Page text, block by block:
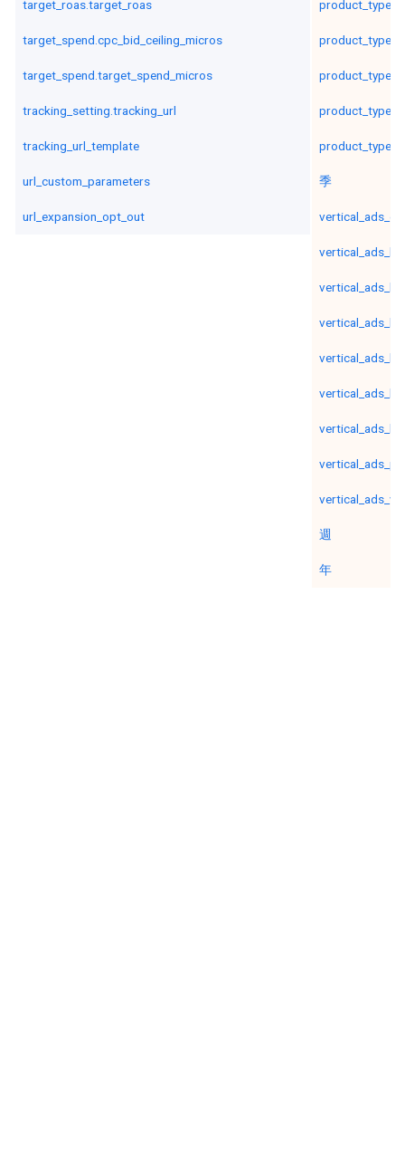
target_roas.target_roas
target_spend.cpc_bid_ceiling_micros
target_spend.target_spend_micros
tracking_setting.tracking_url
tracking_url_template
url_custom_parameters
url_expansion_opt_out
季
週
年